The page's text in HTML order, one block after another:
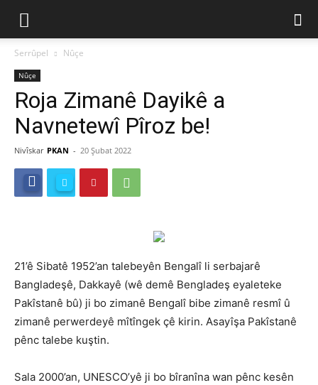
Serrûpel Nûçe
Nûçe
Roja Zimanê Dayikê a
Navnetewî Pîroz be!
Nivîskar PKAN - 20 Şubat 2022
21’ê Sibatê 1952’an talebeyên Bengalî li serbajarê
Bangladeşê, Dakkayê (wê demê Bengladeş eyaleteke
Pakîstanê bû) ji bo zimanê Bengalî bibe zimanê resmî û
zimanê perwerdeyê mîtîngek çê kirin. Asayîşa Pakîstanê
pênc talebe kuştin.
Sala 2000’an, UNESCO’yê ji bo bîranîna wan pênc kesên